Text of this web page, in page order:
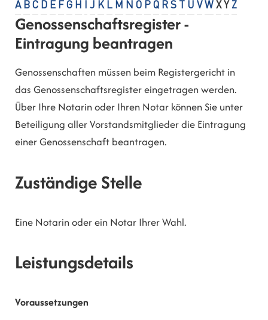
A B C D E F G H J K L M N O P Q R S U V W X Y Z
Genossenschaftsregister -
Eintragung beantragen
Genossenschaften müssen beim Registergericht in
das Genossenschaftsregister eingetragen werden.
Über Ihre Notarin oder Ihren Notar können Sie unter
Beteiligung aller Vorstandsmitglieder die Eintragung
einer Genossenschaft beantragen.
Zuständige Stelle
Eine Notarin oder ein Notar Ihrer Wahl.
Leistungsdetails
Voraussetzungen